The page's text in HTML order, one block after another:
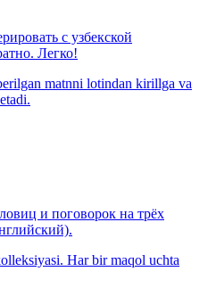
с узбекской
Легко!
matnni lotindan kirillga va
и поговорок на трёх
Har bir maqol uchta